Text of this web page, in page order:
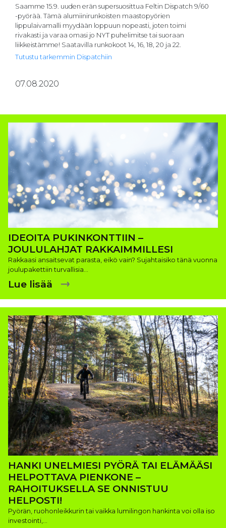
Saamme 15.9. uuden erän supersuosittua Feltin Dispatch 9/60
-pyörää. Tämä alumiinirunkoisten maastopyörien
lippulaivamalli myydään loppuun nopeasti, joten toimi
rivakasti ja varaa omasi jo NYT puhelimitse tai suoraan
liikkeistämme! Saatavilla runkokoot 14, 16, 18, 20 ja 22.
Tutustu tarkemmin Dispatchiin
07.08.2020
IDEOITA PUKINKONTTIIN –
JOULULAHJAT RAKKAIMMILLESI
Rakkaasi ansaitsevat parasta, eikö vain? Sujahtaisiko tänä vuonna
joulupakettiin turvallisia…
Lue lisää
HANKI UNELMIESI PYÖRÄ TAI ELÄMÄÄSI
HELPOTTAVA PIENKONE –
RAHOITUKSELLA SE ONNISTUU
HELPOSTI!
Pyörän, ruohonleikkurin tai vaikka lumilingon hankinta voi olla iso
investointi,…